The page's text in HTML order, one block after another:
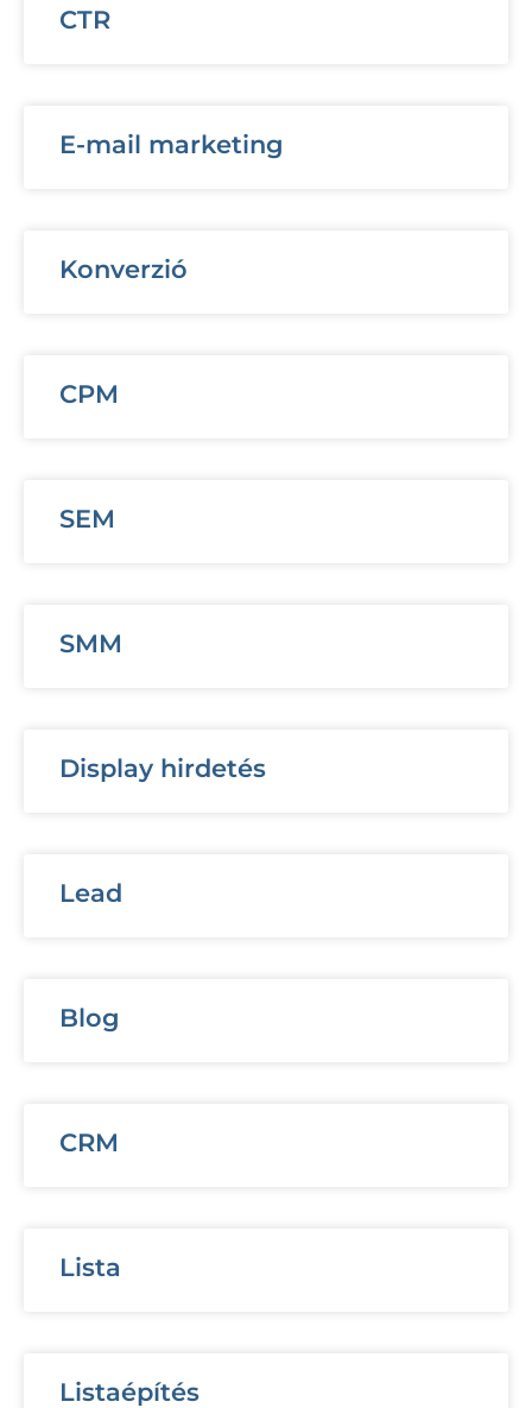
CTR
E-mail marketing
Konverzió
CPM
SEM
SMM
Display hirdetés
Lead
Blog
CRM
Lista
Listaépítés